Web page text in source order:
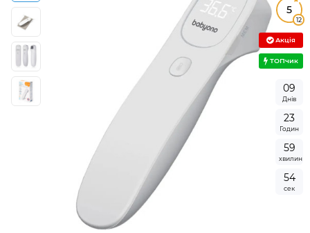
5
12
Акція
ТОПчик
09
Днів
23
Годин
59
хвилин
53
сек